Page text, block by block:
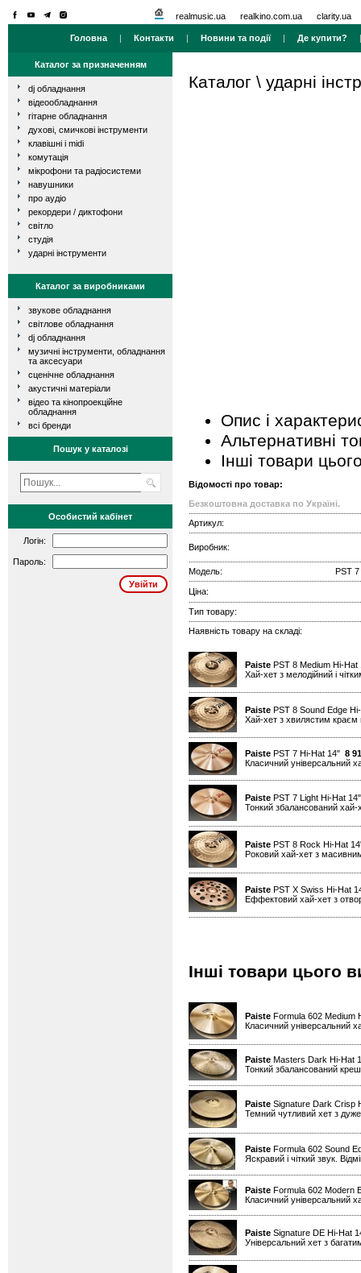
realmusic.ua realkino.com.ua clarity.ua
Головна | Контакти | Новини та події| Де купити?
Каталог за призначенням
dj обладнання
відеообладнання
гітарне обладнання
духові, смичкові інструменти
клавішні і midi
комутація
мікрофони та радіосистеми
навушники
про аудіо
рекордери / диктофони
світло
студія
ударні інструменти
Каталог за виробниками
звукове обладнання
світлове обладнання
dj обладнання
музичні інструменти, обладнання
та аксесуари
сценічне обладнання
акустичні матеріали
відео та кінопроекційне
обладнання
всі бренди
Пошук у каталозі
Особистий кабінет
Логін:
Пароль:
Каталог \ ударні
Опис і
Альтернативні
Інші товари
Відомості про товар:
Безкоштовна доставка по Україні.
Артикул:
Виробник:
Модель: PST
Ціна:
Тип товару:
Наявність товару на складі:
Paiste PST 8 Medium Hi-
Хай-хет з мелодійний і
Paiste PST 8 Sound Edge
Хай-хет з хвилястим краєм
Paiste PST 7 Hi-Hat 14" 8
Класичний універсальний
Paiste PST 7 Light Hi-Hat
Тонкий збалансований
Paiste PST 8 Rock Hi-Hat
Роковий хай-хет з
Paiste PST X Swiss Hi-Hat
Еффектовий хай-хет з
Інші товари цього
Paiste Formula 602 Medium
Класичний універсальний
Paiste Masters Dark Hi-Hat
Тонкий збалансований креш
Paiste Signature Dark Crisp
Темний чутливий хет з
Paiste Formula 602 Sound
Яскравий і чіткий звук.
Paiste Formula 602 Modern
Класичний універсальний
Paiste Signature DE Hi-Hat
Універсальний хет з